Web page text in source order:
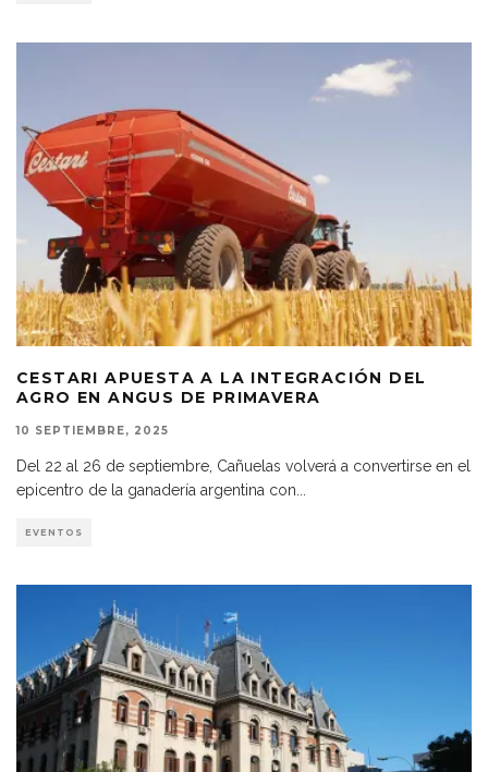
CESTARI APUESTA A LA INTEGRACIÓN DEL
AGRO EN ANGUS DE PRIMAVERA
10 SEPTIEMBRE, 2025
Del 22 al 26 de septiembre, Cañuelas volverá a convertirse en el
epicentro de la ganadería argentina con
EVENTOS